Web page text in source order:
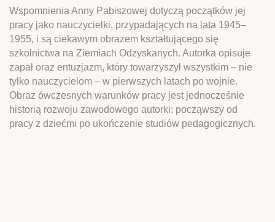
Wspomnienia Anny Pabiszowej dotyczą początków jej
pracy jako nauczycielki, przypadających na lata 1945–
1955, i są ciekawym obrazem kształtującego się
szkolnictwa na Ziemiach Odzyskanych. Autorka opisuje
zapał oraz entuzjazm, który towarzyszył wszystkim – nie
tylko nauczycielom – w pierwszych latach po wojnie.
Obraz ówczesnych warunków pracy jest jednocześnie
historią rozwoju zawodowego autorki: począwszy od
pracy z dziećmi po ukończenie studiów pedagogicznych.